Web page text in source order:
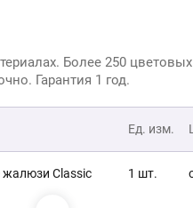
Алюминиевые горизонтальные жалюзи
1 шт.
окна 1 шт.
Более 250
Гарантия 1 год.
Ед. изм.
Classic 1 шт.